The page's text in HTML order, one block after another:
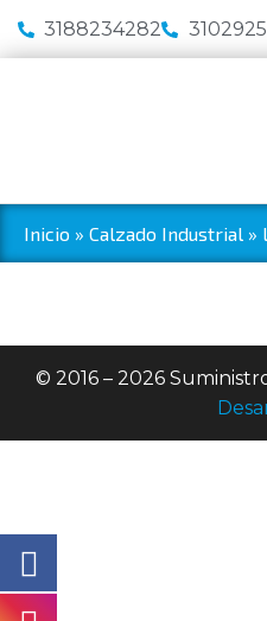
3188234282
Inicio » Calzado Industrial »
© 2016 – 2026